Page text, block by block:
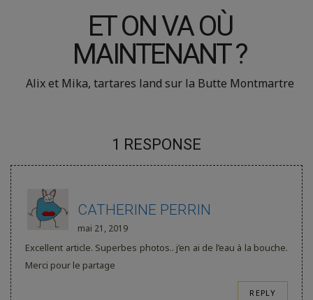
ET ON VA OÙ
MAINTENANT ?
Alix et Mika, tartares land sur la Butte Montmartre
1 RESPONSE
CATHERINE PERRIN
mai 21, 2019
Excellent article. Superbes photos.. j’en ai de l’eau à la bouche.
Merci pour le partage
REPLY